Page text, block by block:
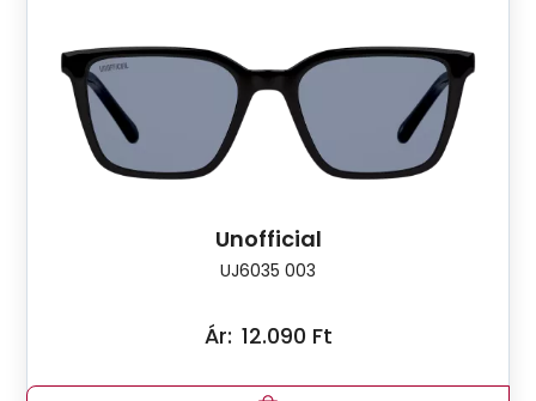
Unofficial
UJ6035 003
Ár: 12.090 Ft